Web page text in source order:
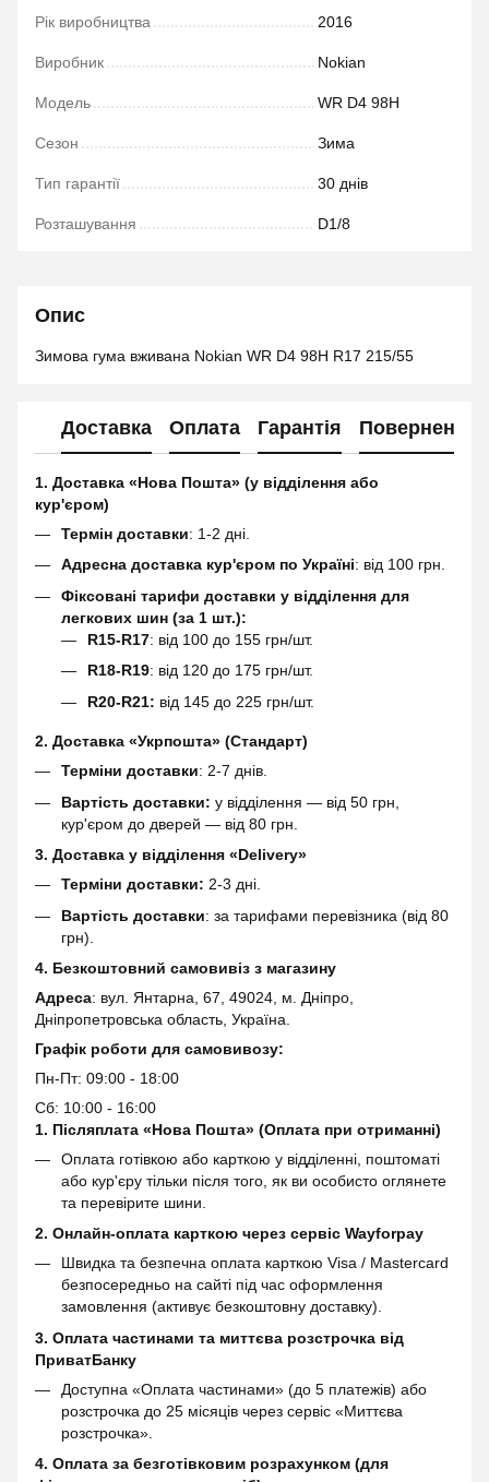
Рік виробництва 2016
Виробник Nokian
Модель WR D4 98H
Сезон Зима
Тип гарантії 30 днів
Розташування D1/8
Опис
Зимова гума вживана Nokian WR D4 98H R17 215/55
Доставка Оплата Гарантія Повернення
1. Доставка «Нова Пошта» (у відділення або
кур'єром)
Термін доставки: 1-2 дні.
Адресна доставка кур'єром по Україні: від 100 грн.
Фіксовані тарифи доставки у відділення для
легкових шин (за 1 шт.):
R15-R17: від 100 до 155 грн/шт.
R18-R19: від 120 до 175 грн/шт.
R20-R21: від 145 до 225 грн/шт.
2. Доставка «Укрпошта» (Стандарт)
Терміни доставки: 2-7 днів.
Вартість доставки: у відділення — від 50 грн,
кур'єром до дверей — від 80 грн.
3. Доставка у відділення «Delivery»
Терміни доставки: 2-3 дні.
Вартість доставки: за тарифами перевізника (від 80
грн).
4. Безкоштовний самовивіз з магазину
Адреса: вул. Янтарна, 67, 49024, м. Дніпро,
Дніпропетровська область, Україна.
Графік роботи для самовивозу:
Пн-Пт: 09:00 - 18:00
Сб: 10:00 - 16:00
1. Післяплата «Нова Пошта» (Оплата при отриманні)
Оплата готівкою або карткою у відділенні, поштоматі
або кур'єру тільки після того, як ви особисто оглянете
та перевірите шини.
2. Онлайн-оплата карткою через сервіс Wayforpay
Швидка та безпечна оплата карткою Visa / Mastercard
безпосередньо на сайті під час оформлення
замовлення (активує безкоштовну доставку).
3. Оплата частинами та миттєва розстрочка від
ПриватБанку
Доступна «Оплата частинами» (до 5 платежів) або
розстрочка до 25 місяців через сервіс «Миттєва
розстрочка».
4. Оплата за безготівковим розрахунком (для